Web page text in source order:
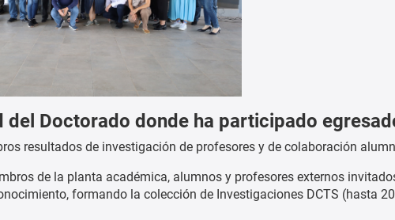
del Doctorado donde ha participado
resultados de investigación de profesores y de colaboración
de la planta académica, alumnos y profesores externos
formando la colección de Investigaciones DCTS (hasta